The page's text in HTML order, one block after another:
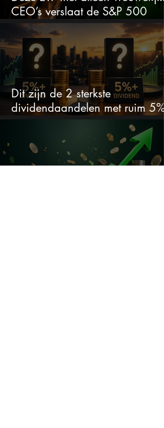
CEO’s verslaat de S&P 500
keihard
Dit zijn de 2 sterkste
dividendaandelen met ruim 5%